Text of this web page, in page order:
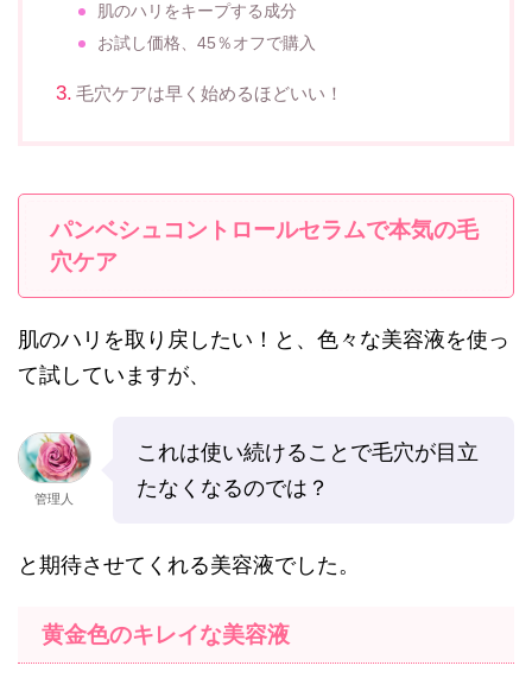
肌のハリをキープする成分
お試し価格、45％オフで購入
毛穴ケアは早く始めるほどいい！
パンベシュコントロールセラムで本気の毛
穴ケア
肌のハリを取り戻したい！と、色々な美容液を使っ
て試していますが、
管理人
これは使い続けることで毛穴が目立
たなくなるのでは？
と期待させてくれる美容液でした。
黄金色のキレイな美容液